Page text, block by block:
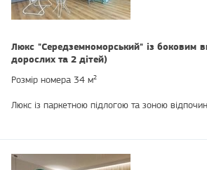
Люкс "Середземноморський" із боковим
дорослих та 2 дітей)
Розмір номера 34 м²
Люкс із паркетною підлогою та зоною